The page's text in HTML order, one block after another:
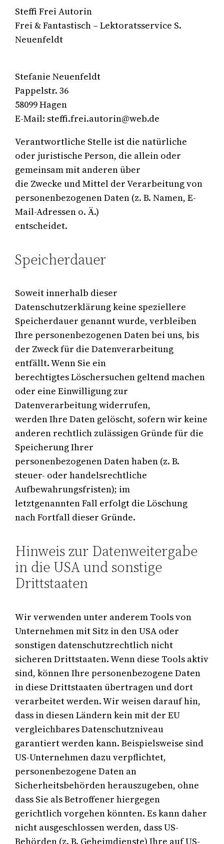
Steffi Frei Autorin
Frei & Fantastisch – Lektoratsservice S.
Neuenfeldt
Stefanie Neuenfeldt
Pappelstr. 36
58099 Hagen
E-Mail: steffi.frei.autorin@web.de
Verantwortliche Stelle ist die natürliche
oder juristische Person, die allein oder
gemeinsam mit anderen über
die Zwecke und Mittel der Verarbeitung von
personenbezogenen Daten (z. B. Namen, E-
Mail-Adressen o. Ä.)
entscheidet.
Speicherdauer
Soweit innerhalb dieser
Datenschutzerklärung keine speziellere
Speicherdauer genannt wurde, verbleiben
Ihre personenbezogenen Daten bei uns, bis
der Zweck für die Datenverarbeitung
entfällt. Wenn Sie ein
berechtigtes Löschersuchen geltend machen
oder eine Einwilligung zur
Datenverarbeitung widerrufen,
werden Ihre Daten gelöscht, sofern wir keine
anderen rechtlich zulässigen Gründe für die
Speicherung Ihrer
personenbezogenen Daten haben (z. B.
steuer- oder handelsrechtliche
Aufbewahrungsfristen); im
letztgenannten Fall erfolgt die Löschung
nach Fortfall dieser Gründe.
Hinweis zur Datenweitergabe
in die USA und sonstige
Drittstaaten
Wir verwenden unter anderem Tools von
Unternehmen mit Sitz in den USA oder
sonstigen datenschutzrechtlich nicht
sicheren Drittstaaten. Wenn diese Tools aktiv
sind, können Ihre personenbezogene Daten
in diese Drittstaaten übertragen und dort
verarbeitet werden. Wir weisen darauf hin,
dass in diesen Ländern kein mit der EU
vergleichbares Datenschutzniveau
garantiert werden kann. Beispielsweise sind
US-Unternehmen dazu verpflichtet,
personenbezogene Daten an
Sicherheitsbehörden herauszugeben, ohne
dass Sie als Betroffener hiergegen
gerichtlich vorgehen könnten. Es kann daher
nicht ausgeschlossen werden, dass US-
Behörden (z. B. Geheimdienste) Ihre auf US-